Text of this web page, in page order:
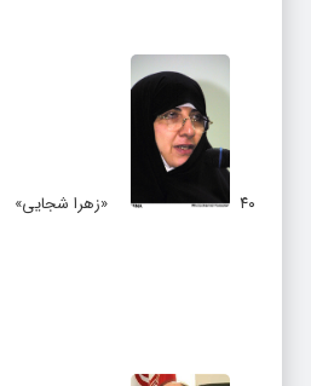
۴۰ «زهرا شجایی»